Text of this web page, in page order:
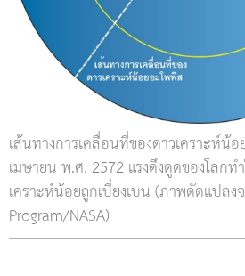
เส้นทางการเคลื่อนที่ของดาวเคราะห์น้
เมษายน พ.ศ. 2572 แรงดึงดูดของโลกท
เคราะห์น้อยถูกเบี่ยงเบน (ภาพดัดแปล
Program/NASA)